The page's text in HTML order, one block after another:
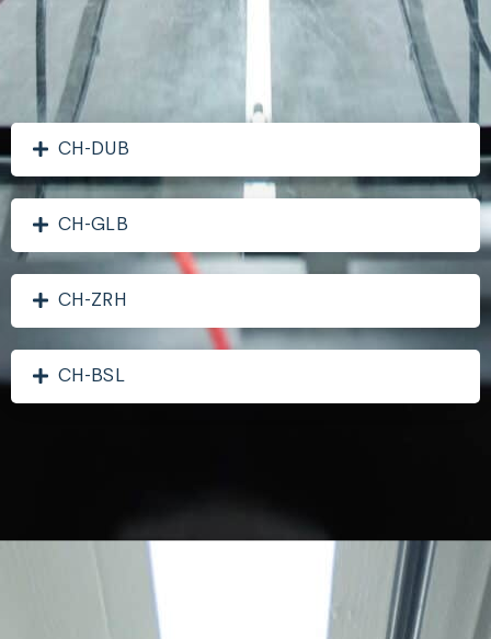
CH-DUB
CH-GLB
CH-ZRH
CH-BSL